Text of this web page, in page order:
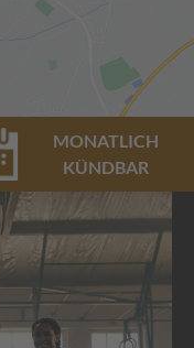
MONATLICH
KÜNDBAR